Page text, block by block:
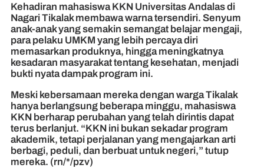
Kehadiran mahasiswa KKN Universitas Andalas di
Nagari Tikalak membawa warna tersendiri. Senyum
anak-anak yang semakin semangat belajar mengaji,
para pelaku UMKM yang lebih percaya diri
memasarkan produknya, hingga meningkatnya
kesadaran masyarakat tentang kesehatan, menjadi
bukti nyata dampak program ini.
Meski kebersamaan mereka dengan warga Tikalak
hanya berlangsung beberapa minggu, mahasiswa
KKN berharap perubahan yang telah dirintis dapat
terus berlanjut. “KKN ini bukan sekadar program
akademik, tetapi perjalanan yang mengajarkan arti
berbagi, peduli, dan berbuat untuk negeri,” tutup
mereka. (rn/*/pzv)